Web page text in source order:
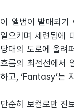
이 앨범이 발매되기
일으키며 세련됨에
당대의 도로에 울려
흐름의 최전선에서
하고, ‘Fantasy’는
단순히 보컬로만 진